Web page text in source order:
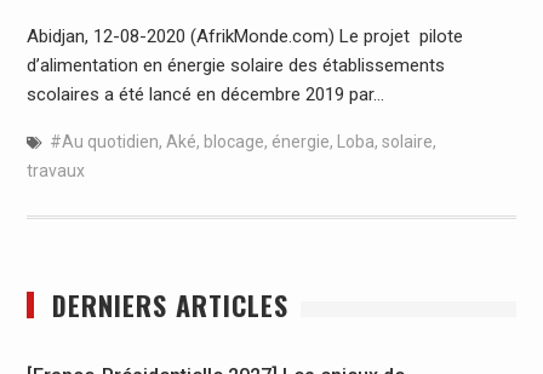
Abidjan, 12-08-2020 (AfrikMonde.com) Le projet pilote
d’alimentation en énergie solaire des établissements
scolaires a été lancé en décembre 2019 par…
#Au quotidien, Aké, blocage, énergie, Loba, solaire,
travaux
DERNIERS ARTICLES